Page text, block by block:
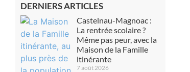
DERNIERS ARTICLES
Castelnau-Magnoac :
La rentrée scolaire ?
Même pas peur, avec la
Maison de la Famille
itinérante
7 août 2026